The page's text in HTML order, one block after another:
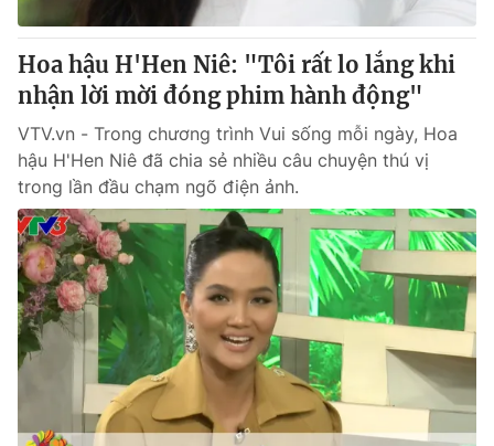
Hoa hậu H'Hen Niê: "Tôi rất lo lắng khi
nhận lời mời đóng phim hành động"
VTV.vn - Trong chương trình Vui sống mỗi ngày, Hoa
hậu H'Hen Niê đã chia sẻ nhiều câu chuyện thú vị
trong lần đầu chạm ngõ điện ảnh.